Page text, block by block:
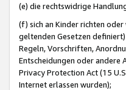
(e) die rechtswidrige
(f) sich an Kinder richten
geltenden Gesetzen
Regeln, Vorschriften,
Entscheidungen oder andere
Privacy Protection Act (15
Internet erlassen wurden);